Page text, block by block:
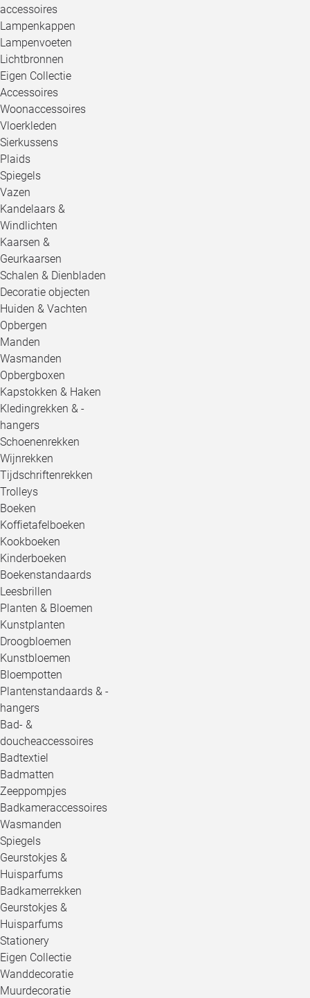
accessoires
Lampenkappen
Lampenvoeten
Lichtbronnen
Eigen Collectie
Accessoires
Woonaccessoires
Vloerkleden
Sierkussens
Plaids
Spiegels
Vazen
Kandelaars &
Windlichten
Kaarsen &
Geurkaarsen
Schalen & Dienbladen
Decoratie objecten
Huiden & Vachten
Opbergen
Manden
Wasmanden
Opbergboxen
Kapstokken & Haken
Kledingrekken & -
hangers
Schoenenrekken
Wijnrekken
Tijdschriftenrekken
Trolleys
Boeken
Koffietafelboeken
Kookboeken
Kinderboeken
Boekenstandaards
Leesbrillen
Planten & Bloemen
Kunstplanten
Droogbloemen
Kunstbloemen
Bloempotten
Plantenstandaards & -
hangers
Bad- &
doucheaccessoires
Badtextiel
Badmatten
Zeeppompjes
Badkameraccessoires
Wasmanden
Spiegels
Geurstokjes &
Huisparfums
Badkamerrekken
Geurstokjes &
Huisparfums
Stationery
Eigen Collectie
Wanddecoratie
Muurdecoratie